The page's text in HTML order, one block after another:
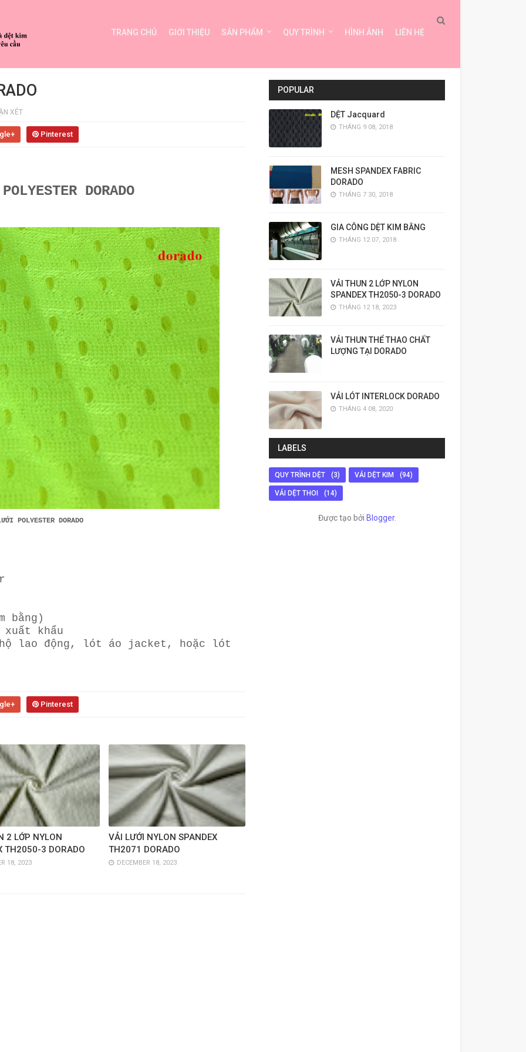
TRANG CHỦ GIỚI THIỆU SẢN PHẨM QUY TRÌNH HÌNH ẢNH LIÊN HỆ
XÉT
Pinterest
DORADO
POLYESTER DORADO
bằng)
khẩu
hộ lao động, lót áo jacket, hoặc lót
Pinterest
2 LỚP NYLON
TH2050-3 DORADO
18, 2023
VẢI LƯỚI NYLON SPANDEX
TH2071 DORADO
DECEMBER 18, 2023
POPULAR
DỆT Jacquard
THÁNG 9 08, 2018
MESH SPANDEX FABRIC
DORADO
THÁNG 7 30, 2018
GIA CÔNG DỆT KIM BẰNG
THÁNG 12 07, 2018
VẢI THUN 2 LỚP NYLON
SPANDEX TH2050-3 DORADO
THÁNG 12 18, 2023
VẢI THUN THỂ THAO CHẤT
LƯỢNG TẠI DORADO
VẢI LÓT INTERLOCK DORADO
THÁNG 4 08, 2020
LABELS
QUY TRÌNH DỆT (3) VẢI DỆT KIM (94)
VẢI DỆT THOI (14)
Được tạo bởi Blogger.